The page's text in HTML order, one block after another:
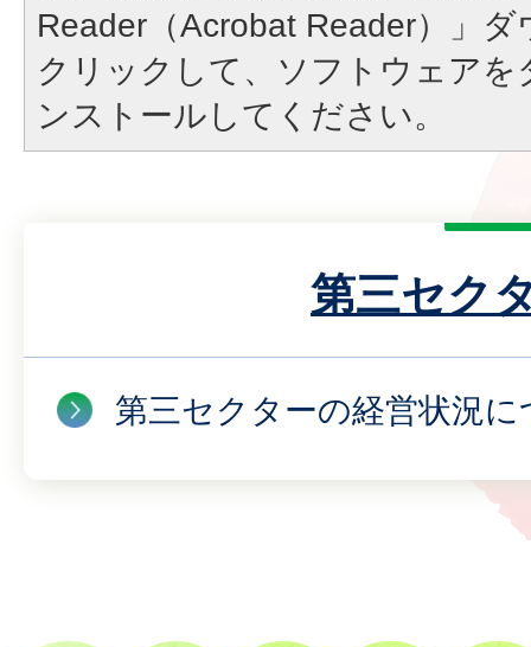
Reader（Acrobat Reader）」
クリックして、ソフトウェア
ンストールしてください。
第三セク
第三セクターの経営状況に